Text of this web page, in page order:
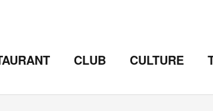
CLUB CULTURE